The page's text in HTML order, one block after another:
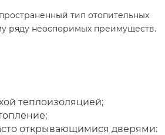
тип отопительных
ряду неоспоримых преимуществ.
теплоизоляцией;
открывающимися дверями: